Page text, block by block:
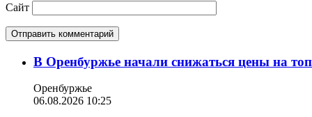
Сайт
В Оренбуржье начали снижаться цены на
Оренбуржье
06.08.2026 10:25